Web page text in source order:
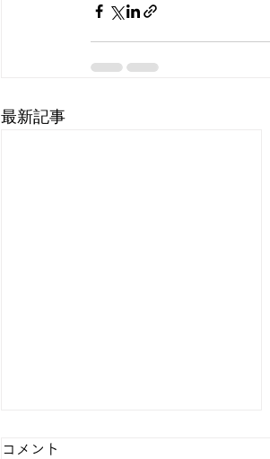
最新記事
コメント